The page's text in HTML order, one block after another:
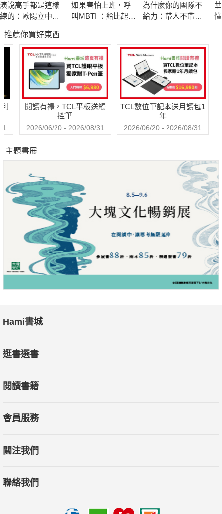
★九型人格可以應用在哪些領域？
命中最深的最核心的本質，從而活出真我，有方向地自我改善、
自我整合、自我超越，提升自已的管理水準。
▍提升領導魅力——幫助領導者快速洞察下屬內心願望，準確找
到部門人事癥結，清楚影響控制障礙，挖掘內在潛力，積極引
導，打造團隊凝聚力，發揮下屬的能動性，形成良性競爭，使企
▍有效管理團隊——能有效了解員工的情緒與行為，了解人際關
係衝突的根源，懂得如何引導及管理團隊，將不同性格的人科學
合理地聚集到一起，達到組織人際關係的和諧，提升領導管控
力。
▍激發員工潛能——幫助企業主管迅速洞察員工的風格和團隊的
動力，為不同類型的員工提供相應有效的支持環境，改善管理方
式，完善激勵措施，最大限度地激發潛能，各展所長，人盡其
才。
▍應徵選拔的科學工具——了解不同性格的基本特質及深層價值
應徵、任免、選拔、職業生涯規劃及就業指導的科學而先進的工
▍提升銷售業績——了解與9種不同性格的員工高效溝通的技
本書共分11章。第1章講述九型人格理論的起源和基本內容；第2
號員工至9號員工的識別、使用、管理和團隊組合的技巧和方
演說高手都是這樣
練的：歐陽立中的
如果害怕上班，呼
叫MBTI ：給比起工
變輕鬆的16型人格
共事說明書
為什麼你的團隊不
給力：帶人不帶
推薦你買好東西
閱讀有禮，TCL平板送觸
控筆
2026/06/20 - 2026/08/31
TCL數位筆記本送月讀包1
年
2026/06/20 - 2026/08/31
主題書展
Hami書城
逛書選書
閱讀書籍
會員服務
關注我們
聯絡我們